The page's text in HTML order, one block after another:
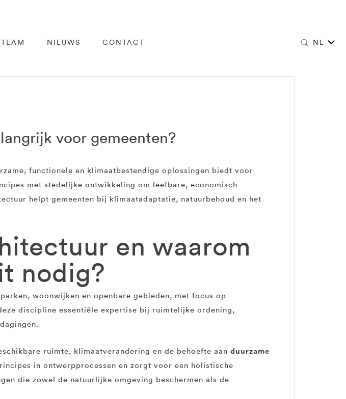
TEAM NIEUWS CONTACT NL
voor gemeenten?
functionele en klimaatbestendige oplossingen biedt voor
met stedelijke ontwikkeling om leefbare, economisch
helpt gemeenten bij klimaatadaptatie, natuurbehoud en het
en waarom
nodig?
woonwijken en openbare gebieden, met focus op
discipline essentiële expertise bij ruimtelijke ordening,
ruimte, klimaatverandering en de behoefte aan duurzame
in ontwerpprocessen en zorgt voor een holistische
die zowel de natuurlijke omgeving beschermen als de